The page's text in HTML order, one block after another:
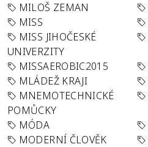
MILOŠ ZEMAN
MISS
MISS JIHOČESKÉ
UNIVERZITY
MISSAEROBIC2015
MLÁDEŽ KRAJI
MNEMOTECHNICKÉ
POMŮCKY
MÓDA
MODERNÍ ČLOVĚK